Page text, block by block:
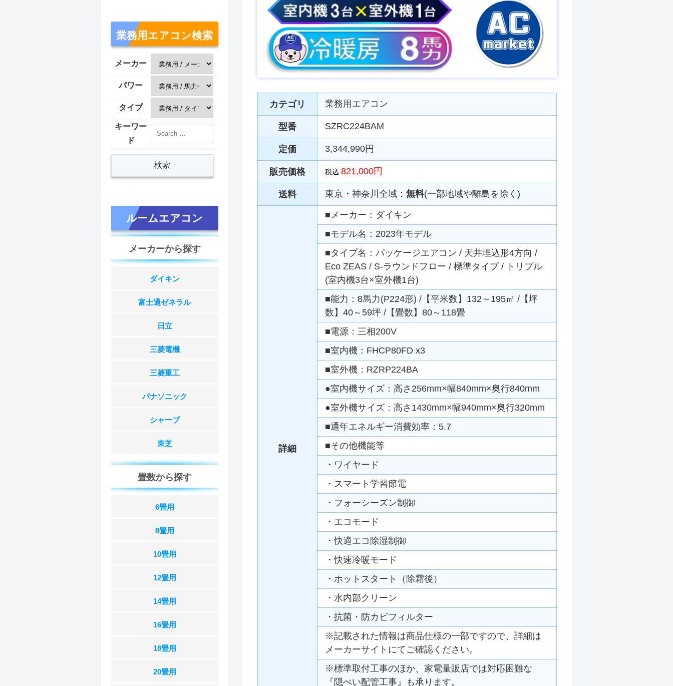
カテゴリ 業務用エアコン
型番 SZRC224BAM
定価 3,344,990円
販売価格 税込 821,000円
送料 東京・神奈川全域： 無料(一部地域や離島を除く)
詳細
■メーカー：ダイキン
■モデル名：2023年モデル
■タイプ名：パッケージエアコン / 天井埋込形4方向 /
Eco ZEAS / S-ラウンドフロー / 標準タイプ / トリプル
(室内機3台×室外機1台)
■能力：8馬力(P224形) /【平米数】132～195㎡ /【坪
数】40～59坪 /【畳数】80～118畳
■電源：三相200V
■室内機：FHCP80FD x3
■室外機：RZRP224BA
●室内機サイズ：高さ256mm×幅840mm×奥行840mm
●室外機サイズ：高さ1430mm×幅940mm×奥行320mm
■通年エネルギー消費効率：5.7
■その他機能等
・ワイヤード
・スマート学習節電
・フォーシーズン制御
・エコモード
・快適エコ除湿制御
・快速冷暖モード
・ホットスタート（除霜後）
・水内部クリーン
・抗菌・防カビフィルター
※記載された情報は商品仕様の一部ですので、詳細は
メーカーサイトにてご確認ください。
※標準取付工事のほか、家電量販店では対応困難な
『隠ぺい配管工事』も承ります。
業務用エアコン検索
メーカー
パワー
タイプ
キーワー
ド
ルームエアコン
メーカーから探す
ダイキン
富士通ゼネラル
日立
三菱電機
三菱重工
パナソニック
シャープ
東芝
畳数から探す
6畳用
8畳用
10畳用
12畳用
14畳用
16畳用
18畳用
20畳用